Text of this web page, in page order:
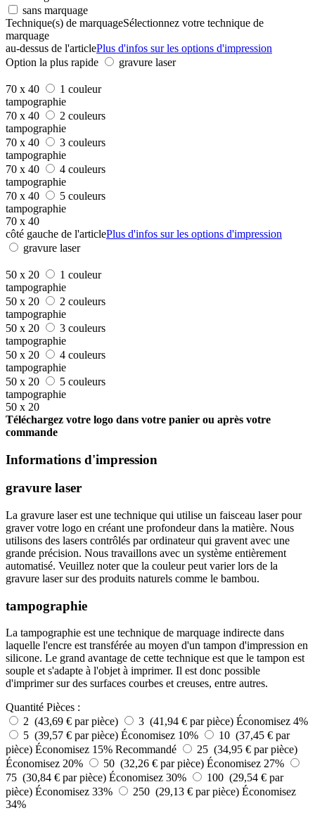
sans marquage
Technique(s) de marquageSélectionnez votre technique de
marquage
au-dessus de l'articlePlus d'infos sur les options d'impression
Option la plus rapide
gravure laser
70 x 40
1 couleur
tampographie
70 x 40
2 couleurs
tampographie
70 x 40
3 couleurs
tampographie
70 x 40
4 couleurs
tampographie
70 x 40
5 couleurs
tampographie
70 x 40
côté gauche de l'articlePlus d'infos sur les options d'impression
gravure laser
50 x 20
1 couleur
tampographie
50 x 20
2 couleurs
tampographie
50 x 20
3 couleurs
tampographie
50 x 20
4 couleurs
tampographie
50 x 20
5 couleurs
tampographie
50 x 20
Téléchargez votre logo dans votre panier ou après votre
commande
Informations d'impression
gravure laser
La gravure laser est une technique qui utilise un faisceau laser pour
graver votre logo en créant une profondeur dans la matière. Nous
utilisons des lasers contrôlés par ordinateur qui gravent avec une
grande précision. Nous travaillons avec un système entièrement
automatisé. Veuillez noter que la couleur peut varier lors de la
gravure laser sur des produits naturels comme le bambou.
tampographie
La tampographie est une technique de marquage indirecte dans
laquelle l'encre est transférée au moyen d'un tampon d'impression en
silicone. Le grand avantage de cette technique est que le tampon est
souple et s'adapte à l'objet à imprimer. Il est donc possible
d'imprimer sur des surfaces courbes et creuses, entre autres.
Quantité Pièces :
2 (43,69 € par pièce)
3 (41,94 € par pièce) Économisez 4%
5 (39,57 € par pièce) Économisez 10%
10 (37,45 € par
pièce) Économisez 15% Recommandé
25 (34,95 € par pièce)
Économisez 20%
50 (32,26 € par pièce) Économisez 27%
75 (30,84 € par pièce) Économisez 30%
100 (29,54 € par
pièce) Économisez 33% 250 (29,13 € par pièce) Économisez
34%